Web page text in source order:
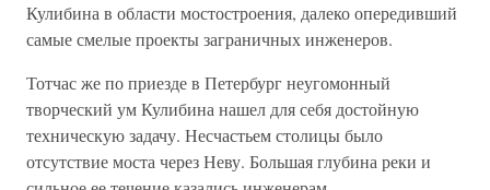
Кулибина в области мостостроения, далеко опередивший
самые смелые проекты заграничных инженеров.
Тотчас же по приезде в Петербург неугомонный
творческий ум Кулибина нашел для себя достойную
техническую задачу. Несчастьем столицы было
отсутствие моста через Неву. Большая глубина реки и